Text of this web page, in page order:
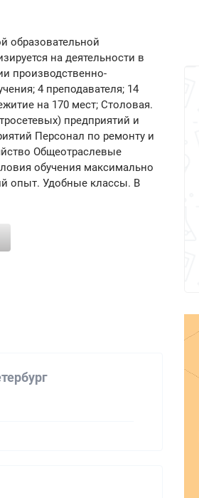
образовательной
на деятельности в
производственно-
4 преподавателя; 14
на 170 мест; Столовая.
предприятий и
Персонал по ремонту и
Общеотраслевые
обучения максимально
опыт. Удобные классы. В